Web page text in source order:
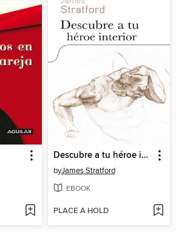
Descubre a tu héroe interior
byJames Stratford
EBOOK
PLACE A HOLD